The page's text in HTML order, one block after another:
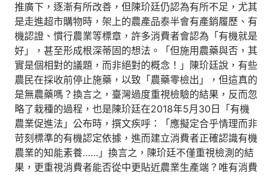
推廣下，逐漸有所改善，但陳玠廷仍認為有所不足，尤其
是走進超市購物時，架上的農產品泰半會有產銷履歷、有
機認證、慣行農業等標章，許多消費者會認為「有機就是
好」，甚至形成根深蒂固的想法。「但施用農藥與否，其
實是個相對的議題，而非絕對的概念！」陳玠廷說，有些
農民在採收前停止施藥，以致「農藥零檢出」，但這真的
是無農藥嗎？換言之，臺灣過度重視檢驗的結果，反而忽
略了栽種的過程，也是陳玠廷在2018年5月30日「有機
農業促進法」公布時，撰文疾呼：「應擬定合乎情理而非
苛刻標準的有機認定依據，進而建立消費者正確認識有機
農業的知能素養……」換言之，陳玠廷不僅重視檢測的結
果，更重視消費者能否從中更貼近農業生產端？唯有消費